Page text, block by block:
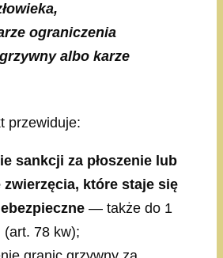
ograniczenia
albo karze
przewiduje:
sankcji za płoszenie lub
zwierzęcia, które staje się
— także do 1
(art. 78 kw);